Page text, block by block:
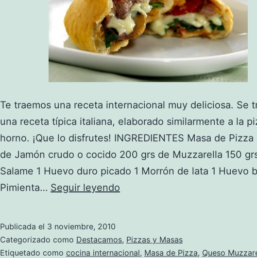
Te traemos una receta internacional muy deliciosa. Se
una receta típica italiana, elaborado similarmente a la
horno. ¡Que lo disfrutes! INGREDIENTES Masa de
de Jamón crudo o cocido 200 grs de Muzzarella 150
Salame 1 Huevo duro picado 1 Morrón de lata 1 Huevo
Pimienta… Seguir leyendo
Publicada el 3 noviembre, 2010
Categorizado como Destacamos, Pizzas y Masas
Etiquetado como cocina internacional, Masa de Pizza, Queso